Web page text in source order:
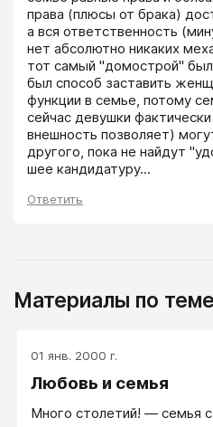
права (плюсы от брака)
а вся ответственность
нет абсолютно никаких
тот самый "домострой"
был способ заставить
функции в семье, потому
сейчас девушки
внешность позволяет)
другого, пока не найдут
шее кандидатуру...
Ответить
Материалы по
01 янв. 2000 г.
Любовь и семья
Много столетий! — семья